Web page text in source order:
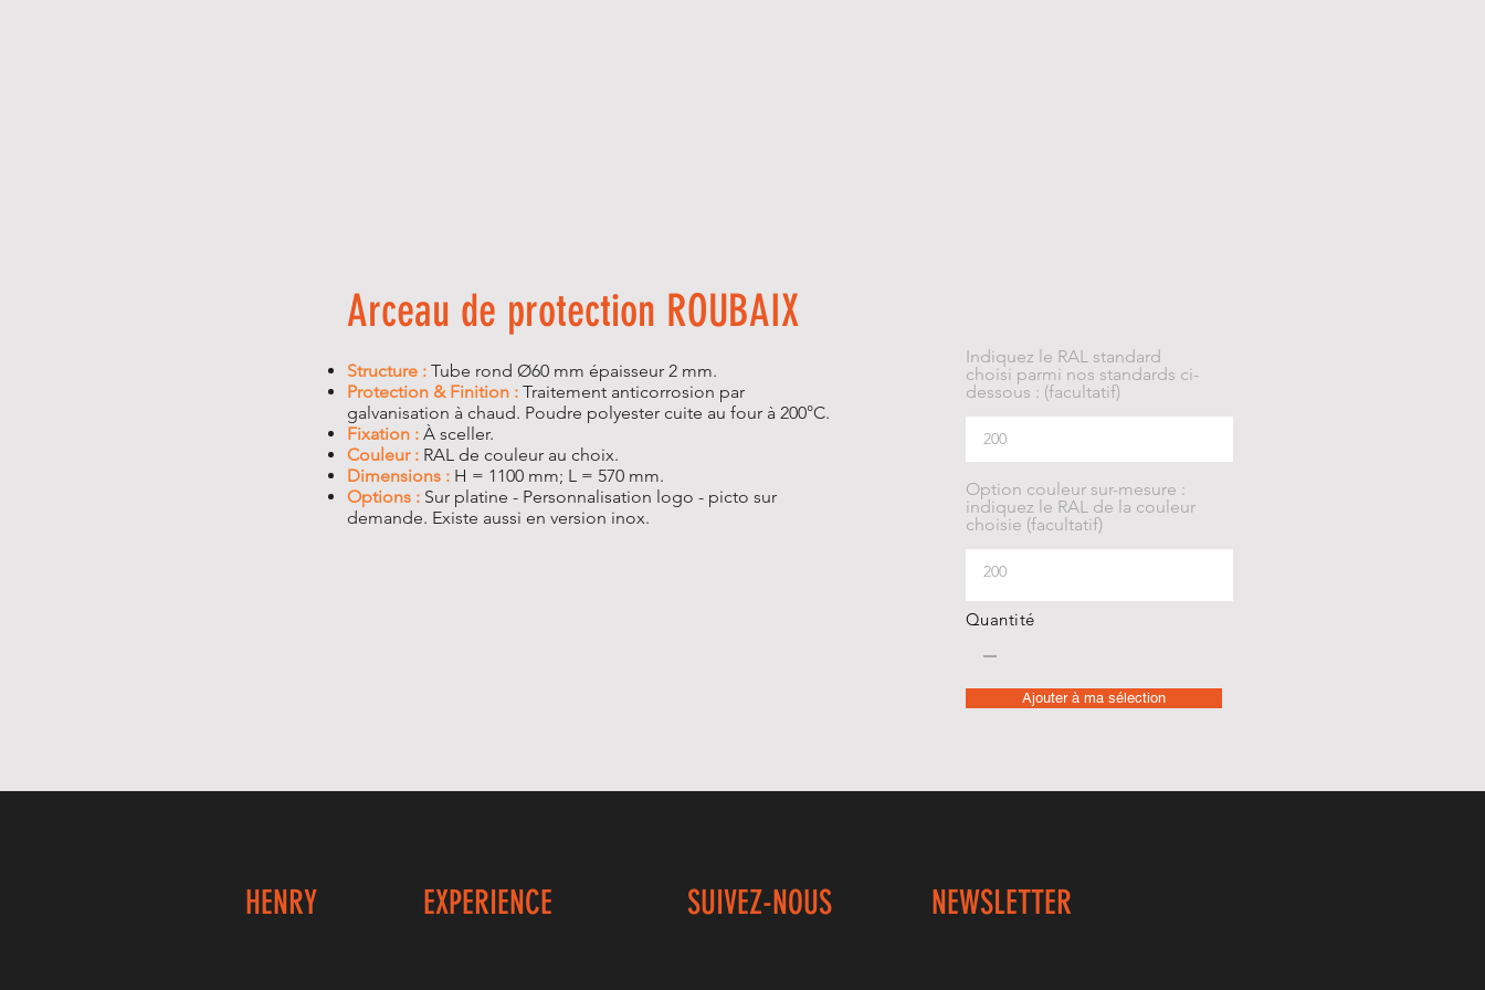
Arceau de protection ROUBAIX
Structure : Tube rond Ø60 mm épaisseur 2 mm.
Protection & Finition : Traitement anticorrosion par
galvanisation à chaud. Poudre polyester cuite au four à 200°C.
Fixation : À sceller.
Couleur : RAL de couleur au choix.
Dimensions : H = 1100 mm; L = 570 mm.
Options : Sur platine - Personnalisation logo - picto sur
demande. Existe aussi en version inox.
Indiquez le RAL standard
choisi parmi nos standards ci-
dessous : (facultatif)
Option couleur sur-mesure :
indiquez le RAL de la couleur
choisie (facultatif)
Quantité
Ajouter à ma sélection
HENRY EXPERIENCE SUIVEZ-NOUS NEWSLETTER